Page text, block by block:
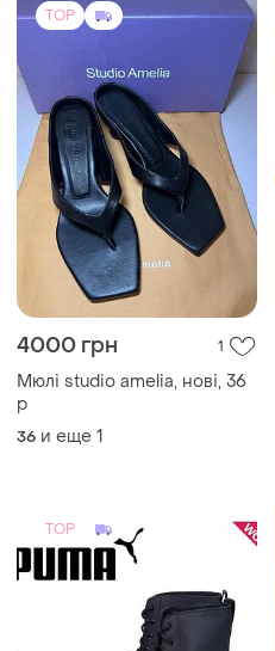
TOP
4000 грн 1
Мюлі studio amelia, нові, 36
р
36 и еще 1
TOP